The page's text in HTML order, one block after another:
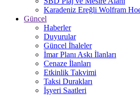
Karadeniz Ereğli Wolfram
Güncel
Haberler
Duyurular
Güncel İhaleler
İmar Planı Askı İlanları
Cenaze İlanları
Etkinlik Takvimi
Taksi Durakları
İşyeri Saatleri